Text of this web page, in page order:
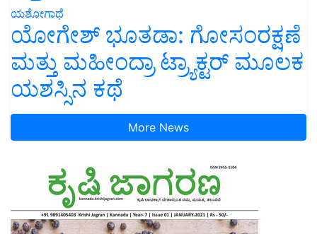
ಯಶೋಗಾಥೆ
ಯೋಗೇಶ್ ಭೂತಡಾ: ಗೋಸಂರಕ್ಷಣೆ
ಮತ್ತು ಮಹೀಂದ್ರಾ ಟ್ರ್ಯಾಕ್ಟರ್ ಮೂಲಕ
ಯಶಸ್ಸಿನ ಕಥೆ
More News